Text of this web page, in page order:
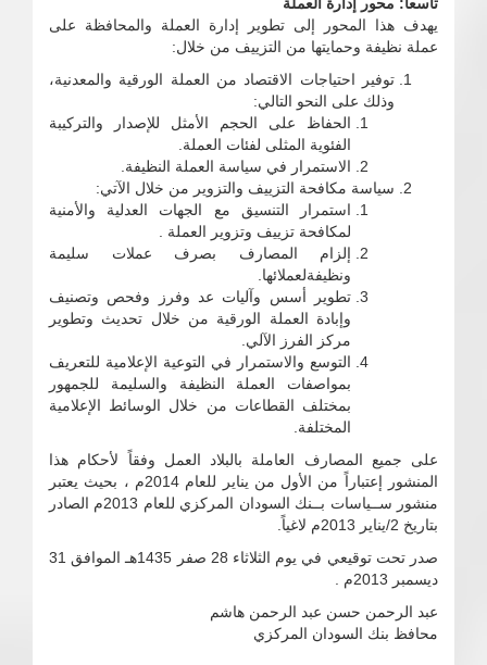
يهدف هذا المحور إلى تطوير إدارة العملة والمحافظة على
عملة نظيفة وحمايتها من التزييف من خلال:
توفير احتياجات الاقتصاد من العملة الورقية والمعدنية،
وذلك على النحو التالي:
الحفاظ على الحجم الأمثل للإصدار والتركيبة
الفئوية المثلى لفئات العملة.
الاستمرار في سياسة العملة النظيفة.
سياسة مكافحة التزييف والتزوير من خلال الآتي:
استمرار التنسيق مع الجهات العدلية والأمنية
لمكافحة تزييف وتزوير العملة .
إلزام المصارف بصرف عملات سليمة
ونظيفةلعملائها.
تطوير أسس وآليات عد وفرز وفحص وتصنيف
وإبادة العملة الورقية من خلال تحديث وتطوير
مركز الفرز الآلي.
التوسع والاستمرار في التوعية الإعلامية للتعريف
بمواصفات العملة النظيفة والسليمة للجمهور
بمختلف القطاعات من خلال الوسائط الإعلامية
المختلفة.
على جميع المصارف العاملة بالبلاد العمل وفقاً لأحكام هذا
المنشور إعتباراً من الأول من يناير للعام 2014م ، بحيث يعتبر
منشور ســياسات بــنك السودان المركزي للعام 2013م الصادر
بتاريخ 2/يناير 2013م لاغياً.
صدر تحت توقيعي في يوم الثلاثاء 28 صفر 1435هـ الموافق 31
ديسمبر 2013م .
عبد الرحمن حسن عبد الرحمن هاشم
محافظ بنك السودان المركزي